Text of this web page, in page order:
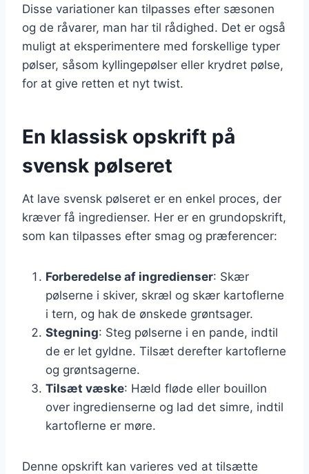
Disse variationer kan tilpasses efter sæsonen
og de råvarer, man har til rådighed. Det er også
muligt at eksperimentere med forskellige typer
pølser, såsom kyllingepølser eller krydret pølse,
for at give retten et nyt twist.
En klassisk opskrift på
svensk pølseret
At lave svensk pølseret er en enkel proces, der
kræver få ingredienser. Her er en grundopskrift,
som kan tilpasses efter smag og præferencer:
Forberedelse af ingredienser: Skær
pølserne i skiver, skræl og skær kartoflerne
i tern, og hak de ønskede grøntsager.
Stegning: Steg pølserne i en pande, indtil
de er let gyldne. Tilsæt derefter kartoflerne
og grøntsagerne.
Tilsæt væske: Hæld fløde eller bouillon
over ingredienserne og lad det simre, indtil
kartoflerne er møre.
Denne opskrift kan varieres ved at tilsætte